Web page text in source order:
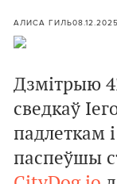
АЛИСА ГИЛЬ08.12.2025
Дзмітрыю
сведкаў
падлеткам
паспеўшы